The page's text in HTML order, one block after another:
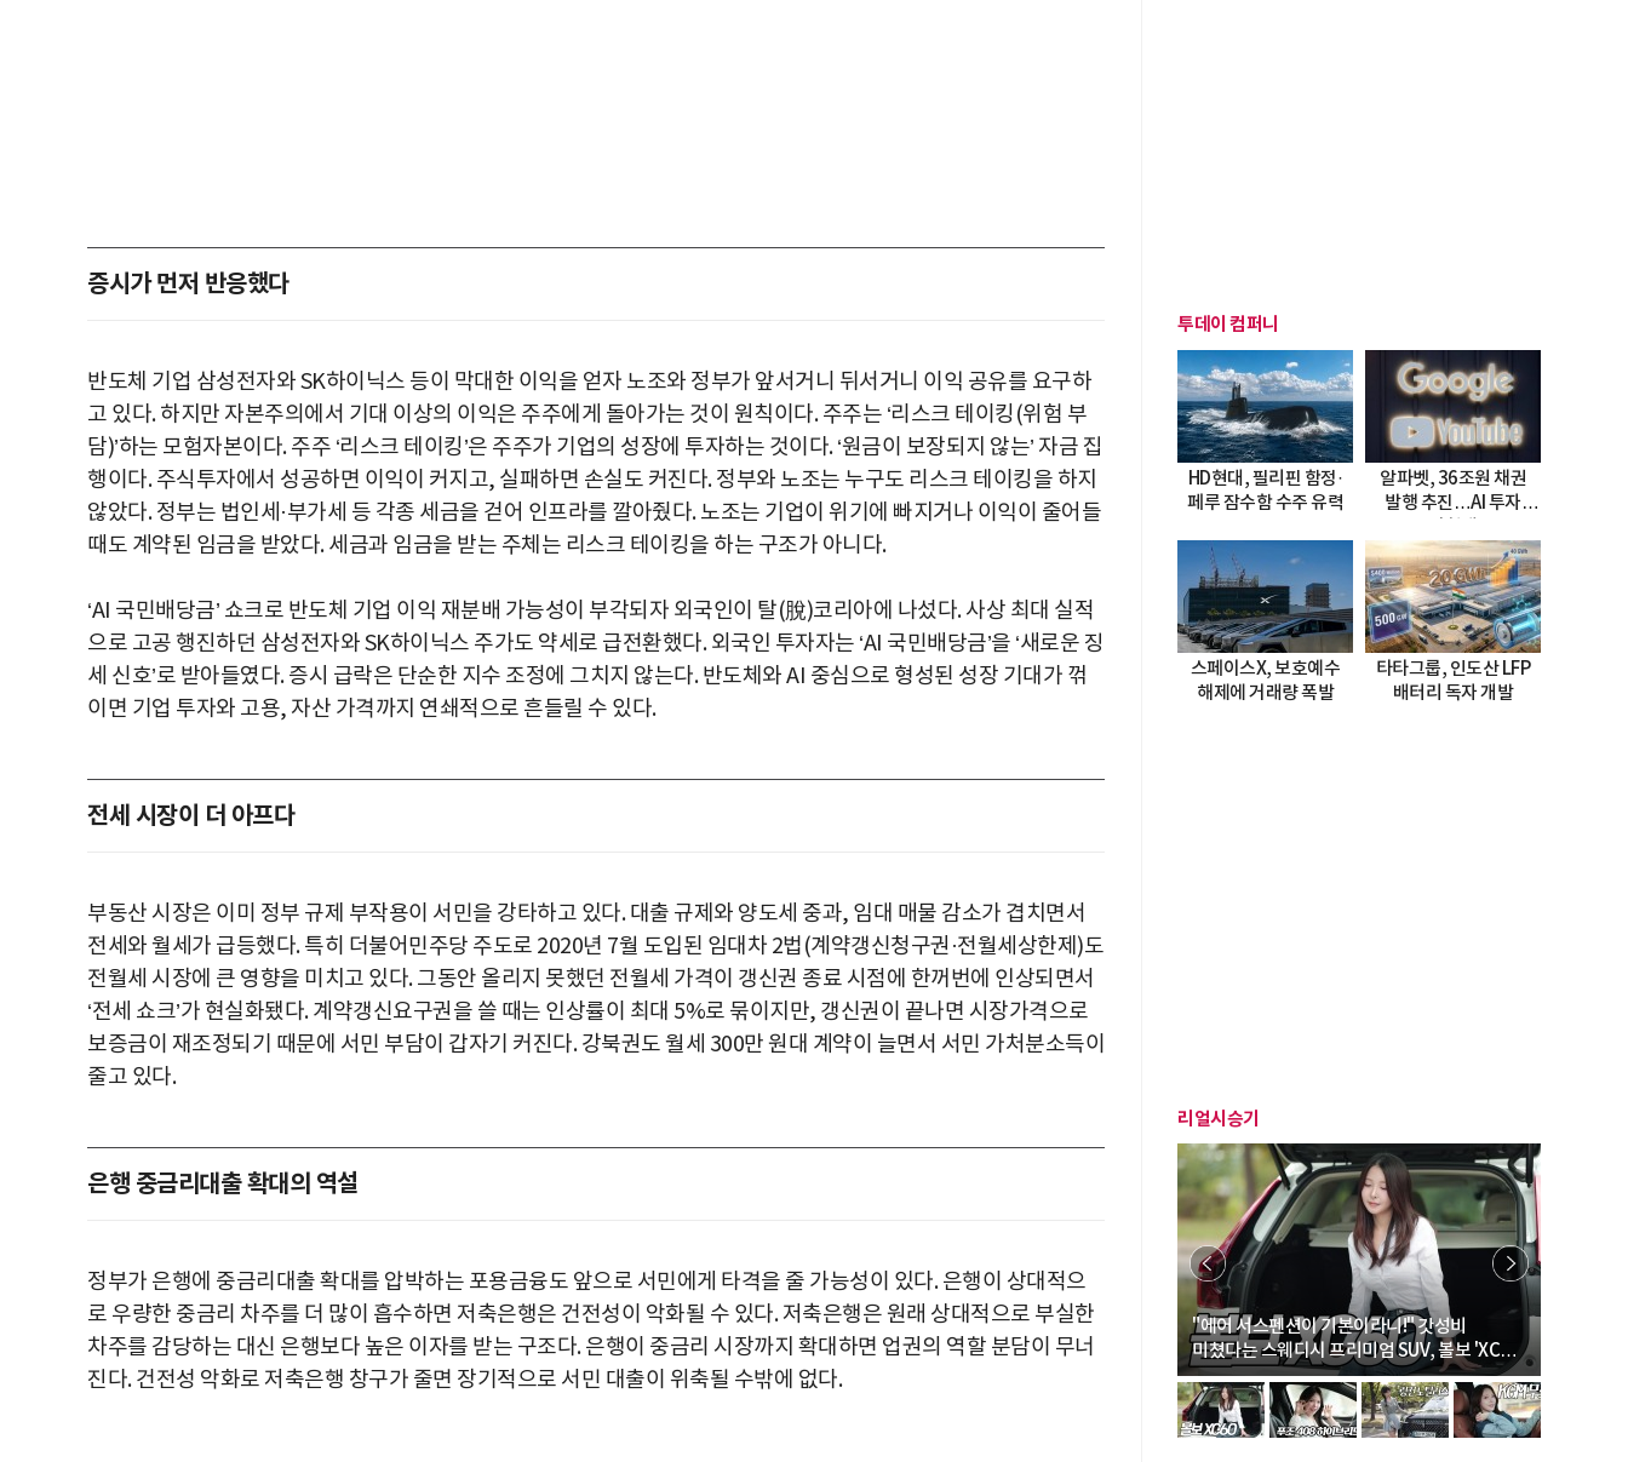
증시가 먼저 반응했다
반도체 기업 삼성전자와 SK하이닉스 등이 막대한 이익을 얻자 노조와 정부가 앞서거니 뒤서거니 이익 공유를 요구하
고 있다. 하지만 자본주의에서 기대 이상의 이익은 주주에게 돌아가는 것이 원칙이다. 주주는 ‘리스크 테이킹(위험 부
담)’하는 모험자본이다. 주주 ‘리스크 테이킹’은 주주가 기업의 성장에 투자하는 것이다. ‘원금이 보장되지 않는’ 자금 집
행이다. 주식투자에서 성공하면 이익이 커지고, 실패하면 손실도 커진다. 정부와 노조는 누구도 리스크 테이킹을 하지
않았다. 정부는 법인세·부가세 등 각종 세금을 걷어 인프라를 깔아줬다. 노조는 기업이 위기에 빠지거나 이익이 줄어들
때도 계약된 임금을 받았다. 세금과 임금을 받는 주체는 리스크 테이킹을 하는 구조가 아니다.
‘AI 국민배당금’ 쇼크로 반도체 기업 이익 재분배 가능성이 부각되자 외국인이 탈(脫)코리아에 나섰다. 사상 최대 실적
으로 고공 행진하던 삼성전자와 SK하이닉스 주가도 약세로 급전환했다. 외국인 투자자는 ‘AI 국민배당금’을 ‘새로운 징
세 신호’로 받아들였다. 증시 급락은 단순한 지수 조정에 그치지 않는다. 반도체와 AI 중심으로 형성된 성장 기대가 꺾
이면 기업 투자와 고용, 자산 가격까지 연쇄적으로 흔들릴 수 있다.
전세 시장이 더 아프다
부동산 시장은 이미 정부 규제 부작용이 서민을 강타하고 있다. 대출 규제와 양도세 중과, 임대 매물 감소가 겹치면서
전세와 월세가 급등했다. 특히 더불어민주당 주도로 2020년 7월 도입된 임대차 2법(계약갱신청구권·전월세상한제)도
전월세 시장에 큰 영향을 미치고 있다. 그동안 올리지 못했던 전월세 가격이 갱신권 종료 시점에 한꺼번에 인상되면서
‘전세 쇼크’가 현실화됐다. 계약갱신요구권을 쓸 때는 인상률이 최대 5%로 묶이지만, 갱신권이 끝나면 시장가격으로
보증금이 재조정되기 때문에 서민 부담이 갑자기 커진다. 강북권도 월세 300만 원대 계약이 늘면서 서민 가처분소득이
줄고 있다.
은행 중금리대출 확대의 역설
정부가 은행에 중금리대출 확대를 압박하는 포용금융도 앞으로 서민에게 타격을 줄 가능성이 있다. 은행이 상대적으
로 우량한 중금리 차주를 더 많이 흡수하면 저축은행은 건전성이 악화될 수 있다. 저축은행은 원래 상대적으로 부실한
차주를 감당하는 대신 은행보다 높은 이자를 받는 구조다. 은행이 중금리 시장까지 확대하면 업권의 역할 분담이 무너
진다. 건전성 악화로 저축은행 창구가 줄면 장기적으로 서민 대출이 위축될 수밖에 없다.
투데이 컴퍼니
HD현대, 필리핀 함정·
페루 잠수함 수주 유력
알파벳, 36조원 채권
발행 추진…AI 투자
스페이스X, 보호예수
해제에 거래량 폭발
타타그룹, 인도산 LFP
배터리 독자 개발
리얼시승기
박지수 아나운서가 타본 ‘전설의 무쏘’… “여성·
초보자도 반할 반전 매력”
"에어 서스펜션이 기본이라니!" 갓성비
미쳤다는 스웨디시 프리미엄 SUV, 볼보 'XC60
B5 울트라'